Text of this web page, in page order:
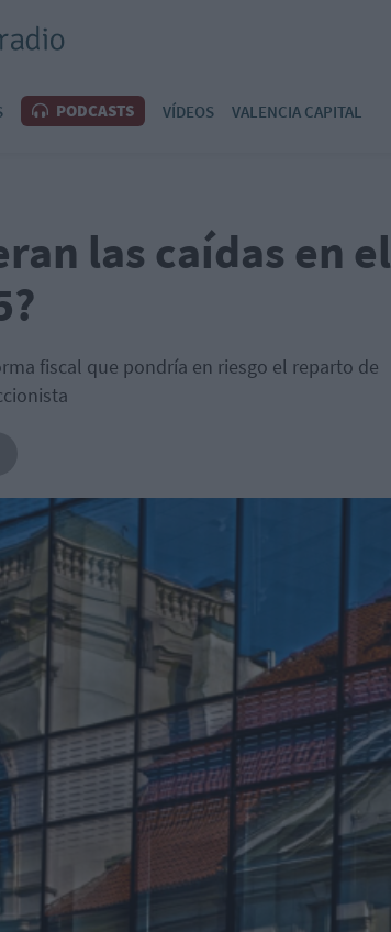
PODCASTS VÍDEOS VALENCIA CAPITAL
las caídas en el
fiscal que pondría en riesgo el reparto de